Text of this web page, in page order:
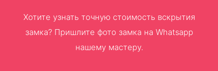
Хотите узнать точную стоимость вскрытия
замка? Пришлите фото замка на Whatsapp
нашему мастеру.